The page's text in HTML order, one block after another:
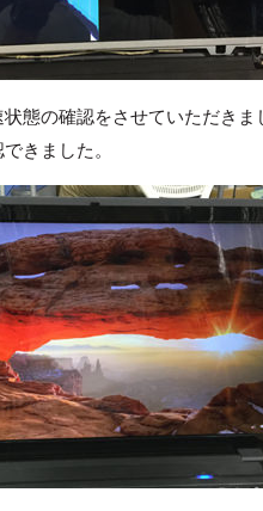
態の確認をさせていただき
きました。